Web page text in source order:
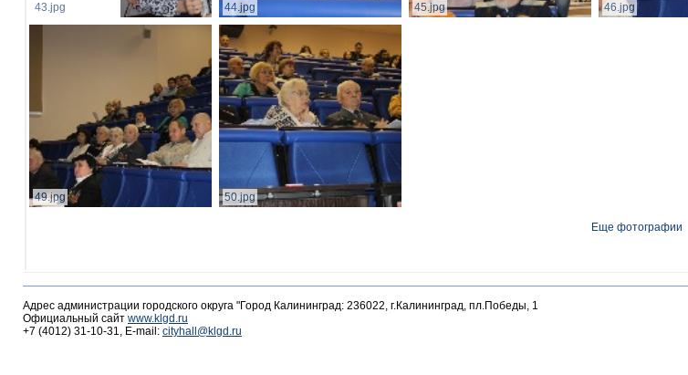
43.jpg 44.jpg 45.jpg 46.jpg
49.jpg 50.jpg
Еще фотографии
Адрес администрации городского округа "Город Калининград: 236022, г.Калининград, пл.Победы, 1
Официальный сайт www.klgd.ru
+7 (4012) 31-10-31, E-mail: cityhall@klgd.ru